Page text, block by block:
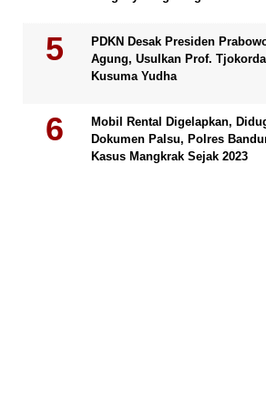
PDKN Desak Presiden
Agung, Usulkan Prof.
Kusuma Yudha
Mobil Rental Digelapkan,
Dokumen Palsu, Polres
Kasus Mangkrak Sejak 2023